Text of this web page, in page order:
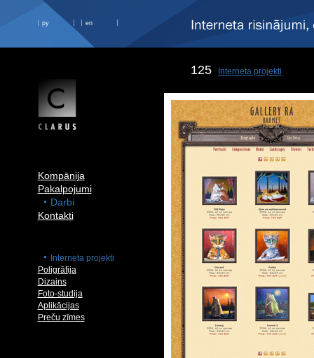
ру en
Kompānija
Pakalpojumi
Darbi
Kontakti
Interneta projekti
Poligrāfija
Dizains
Foto-studija
Aplikācijas
Preču zīmes
125 Interneta projekti